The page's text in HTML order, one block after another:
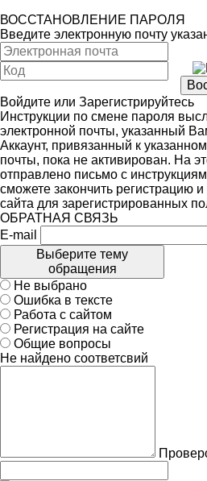
ВОССТАНОВЛЕНИЕ ПАРОЛЯ
Введите электронную почту
Войдите или Зарегистрируйтесь
Инструкции по смене пароля
электронной почты, указанный
Аккаунт, привязанный к
почты, пока не активирован. На
отправлено письмо с
сможете закончить регистрацию
сайта для зарегистрированных
ОБРАТНАЯ СВЯЗЬ
E-mail
Выберите тему
обращения
Не выбрано
Ошибка в тексте
Работа с сайтом
Регистрация на сайте
Общие вопросы
Не найдено соответсвий